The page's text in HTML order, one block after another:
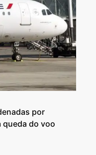
por
queda do voo